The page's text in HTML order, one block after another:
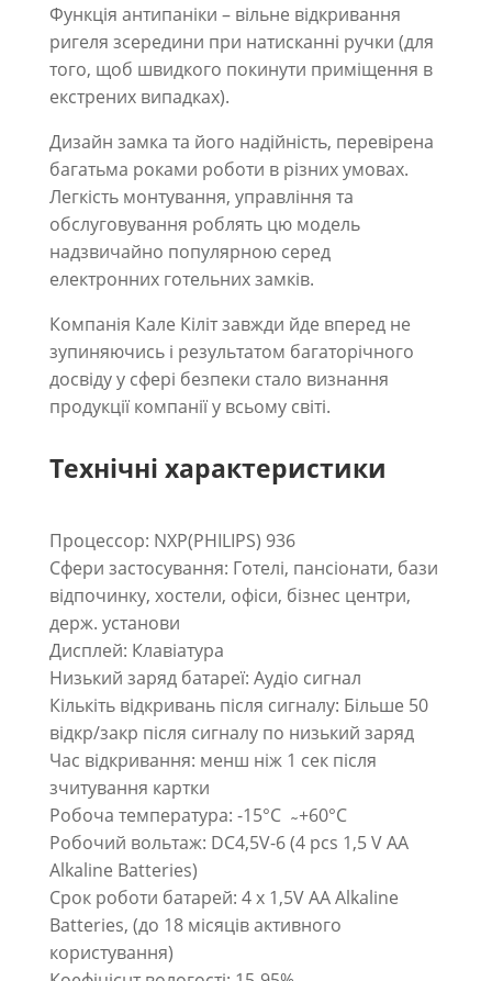
Функція антипаніки – вільне відкривання
ригеля зсередини при натисканні ручки (для
того, щоб швидкого покинути приміщення в
екстрених випадках).
Дизайн замка та його надійність, перевірена
багатьма роками роботи в різних умовах.
Легкість монтування, управління та
обслуговування роблять цю модель
надзвичайно популярною серед
електронних готельних замків.
Компанія Кале Кіліт завжди йде вперед не
зупиняючись і результатом багаторічного
досвіду у сфері безпеки стало визнання
продукції компанії у всьому світі.
Технічні характеристики
Процессор: NXP(PHILIPS) 936
Сфери застосування: Готелі, пансіонати, бази
відпочинку, хостели, офіси, бізнес центри,
держ. установи
Дисплей: Клавіатура
Низький заряд батареї: Аудіо сигнал
Кількіть відкривань після сигналу: Більше 50
відкр/закр після сигналу по низький заряд
Час відкривання: менш ніж 1 сек після
зчитування картки
Робоча температура: -15°C ̴ +60°C
Робочий вольтаж: DC4,5V-6 (4 pcs 1,5 V AA
Alkaline Batteries)
Срок роботи батарей: 4 x 1,5V AA Alkaline
Batteries, (до 18 місяців активного
користування)